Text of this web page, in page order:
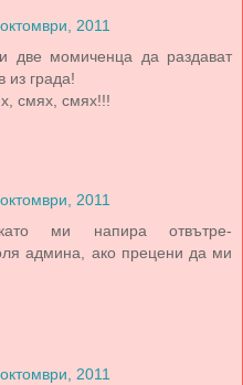
2011
две момиченца да раздават
из града!
смях, смях!!!
2011
ми напира отвътре-
админа, ако прецени да ми
2011